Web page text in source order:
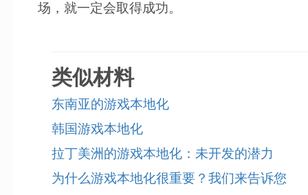
场，就一定会取得成功。
类似材料
东南亚的游戏本地化
韩国游戏本地化
拉丁美洲的游戏本地化：未开发的潜力
为什么游戏本地化很重要？我们来告诉您